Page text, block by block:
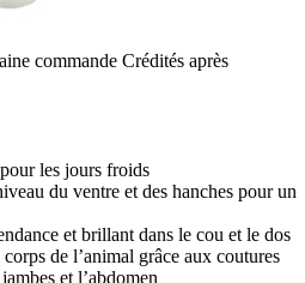
commande Crédités après
les jours froids
du ventre et des hanches pour un
et brillant dans le cou et le dos
de l’animal grâce aux coutures
et l’abdomen